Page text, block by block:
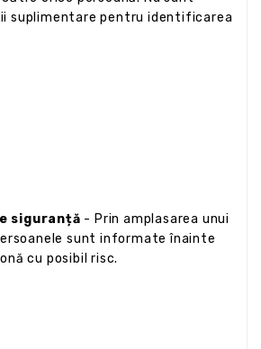
suplimentare pentru identificarea
siguranță - Prin amplasarea unui
sunt informate înainte
cu posibil risc.